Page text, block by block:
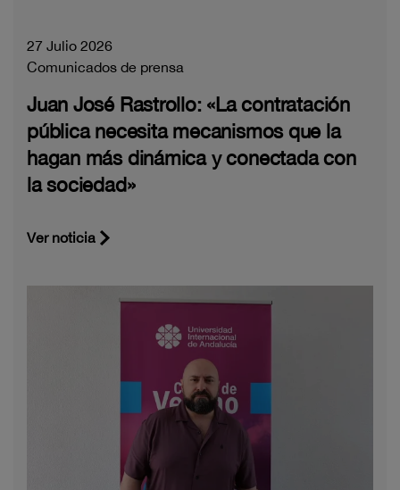
27 Julio 2026
Comunicados de prensa
Juan José Rastrollo: «La contratación
pública necesita mecanismos que la
hagan más dinámica y conectada con
la sociedad»
Ver noticia